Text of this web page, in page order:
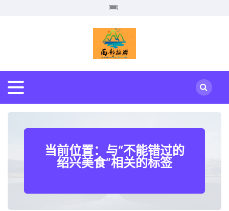
当前位置：与“不能错过的
绍兴美食”相关的标签